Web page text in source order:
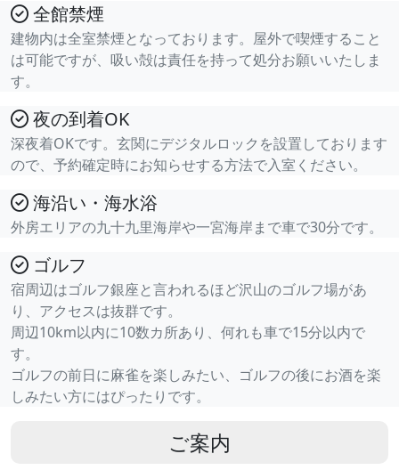
全館禁煙
建物内は全室禁煙となっております。屋外で喫煙すること
は可能ですが、吸い殻は責任を持って処分お願いいたしま
す。
夜の到着OK
深夜着OKです。玄関にデジタルロックを設置しております
ので、予約確定時にお知らせする方法で入室ください。
海沿い・海水浴
外房エリアの九十九里海岸や一宮海岸まで車で30分です。
ゴルフ
宿周辺はゴルフ銀座と言われるほど沢山のゴルフ場があ
り、アクセスは抜群です。
周辺10km以内に10数カ所あり、何れも車で15分以内で
す。
ゴルフの前日に麻雀を楽しみたい、ゴルフの後にお酒を楽
しみたい方にはぴったりです。
ご案内